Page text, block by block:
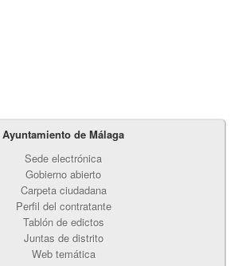
Ayuntamiento de Málaga
Sede electrónica
Gobierno abierto
Carpeta ciudadana
Perfil del contratante
Tablón de edictos
Juntas de distrito
Web temática